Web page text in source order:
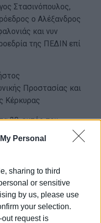
Personal
sharing to third
or sensitive
by us, please use
your selection.
out request is
Στασινόπουλος,
ο Αλέξανδρος
και νυν
της ΠΕΔΙΝ επί
Προστασίας και
Κέρκυρας
20, εκτός του
είναι 21 μελες και
οι 11 Δήμαρχοι των
σύμβουλοι που